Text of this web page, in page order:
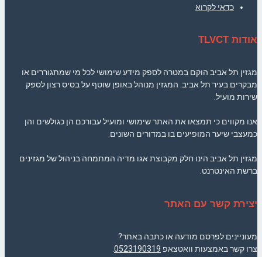
כדאי לקרוא
אודות TLVCT
מגזין תל אביב הוקם במטרה לספק מידע שימושי לכל מי שמתגוררים או
מבקרים בעיר תל אביב. המגזין מנוהל באופן שוטף על בסיס רצון לספק
שירות מועיל.
אנו מקווים כי תמצאו את האתר שימושי ומועיל עבורכם הן כגולשים והן
כמעצבי שיער המופיעים בו במדורים השונים.
מגזין תל אביב הינו חלק מקבוצת אגו מדיה המתמחה בניהול של מגזינים
ברשת האינטרנט.
יצירת קשר עם האתר
מעוניינים לפרסם מודעה או כתבה באתר?
צרו קשר באמצעות וואטצאפ 0523190319